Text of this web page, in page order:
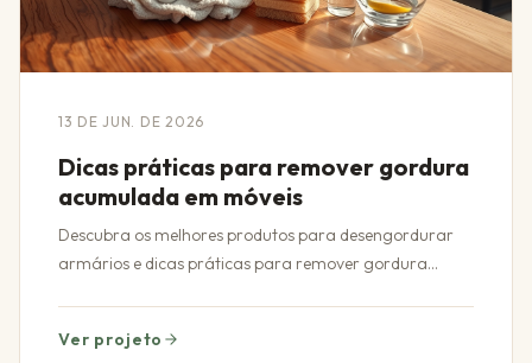
13 DE JUN. DE 2026
Dicas práticas para remover gordura
acumulada em móveis
Descubra os melhores produtos para desengordurar
armários e dicas práticas para remover gordura
Ver projeto